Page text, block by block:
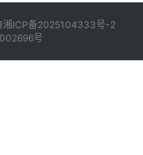
湘ICP备2025104333号-2
号